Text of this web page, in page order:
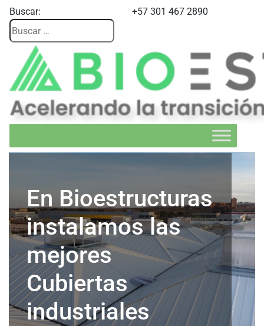
Buscar: +57 301 467 2890
En Bioestructuras
instalamos las
mejores
Cubiertas
industriales